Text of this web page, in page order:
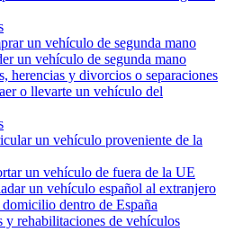
un vehículo de segunda mano
un vehículo de segunda mano
herencias y divorcios o separaciones
o llevarte un vehículo del
un vehículo proveniente de la
un vehículo de fuera de la UE
un vehículo español al extranjero
dentro de España
y rehabilitaciones de vehículos